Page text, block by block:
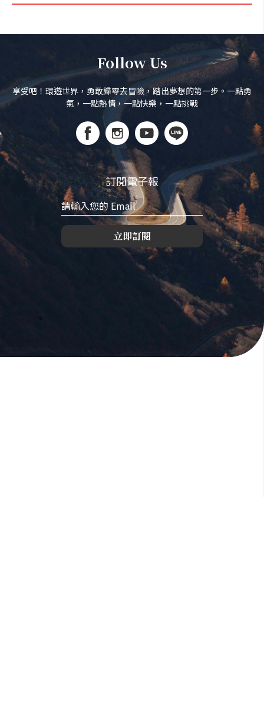
Follow Us
享受吧！環遊世界，勇敢歸零去冒險，踏出夢想的第一步。一點勇
氣，一點熱情，一點快樂，一點挑戰
訂閱電子報
立即訂閱